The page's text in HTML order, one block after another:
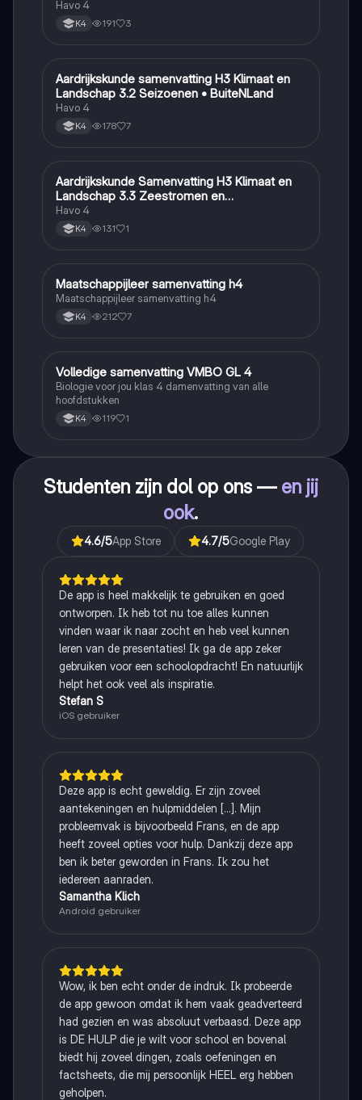
Havo 4
K4 191 3
Aardrijkskunde
Aardrijkskunde samenvatting H3 Klimaat en
Landschap 3.2 Seizoenen • BuiteNLand
Havo 4
K4 178 7
Aardrijkskunde
Aardrijkskunde Samenvatting H3 Klimaat en
Landschap 3.3 Zeestromen en
Klimaatgebieden • BuiteNLand
Havo 4
K4 131 1
Maatschappijleer
Maatschappijleer samenvatting h4
Maatschappijleer samenvatting h4
K4 212 7
Biologie
Volledige samenvatting VMBO GL 4
Biologie voor jou klas 4 damenvatting van alle
hoofdstukken
K4 119 1
Studenten zijn dol op ons — en jij
ook.
4.6/5App Store 4.7/5Google Play
De app is heel makkelijk te gebruiken en goed
ontworpen. Ik heb tot nu toe alles kunnen
vinden waar ik naar zocht en heb veel kunnen
leren van de presentaties! Ik ga de app zeker
gebruiken voor een schoolopdracht! En natuurlijk
helpt het ook veel als inspiratie.
Stefan S
iOS gebruiker
Deze app is echt geweldig. Er zijn zoveel
aantekeningen en hulpmiddelen [...]. Mijn
probleemvak is bijvoorbeeld Frans, en de app
heeft zoveel opties voor hulp. Dankzij deze app
ben ik beter geworden in Frans. Ik zou het
iedereen aanraden.
Samantha Klich
Android gebruiker
Wow, ik ben echt onder de indruk. Ik probeerde
de app gewoon omdat ik hem vaak geadverteerd
had gezien en was absoluut verbaasd. Deze app
is DE HULP die je wilt voor school en bovenal
biedt hij zoveel dingen, zoals oefeningen en
factsheets, die mij persoonlijk HEEL erg hebben
geholpen.